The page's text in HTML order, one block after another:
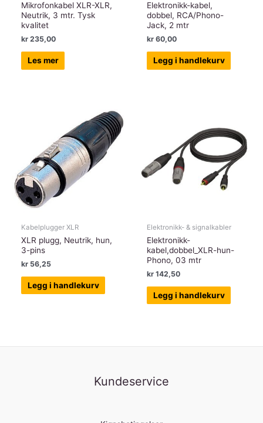
Mikrofonkabel XLR-XLR,
Neutrik, 3 mtr. Tysk
kvalitet
kr 235,00
Les mer
Elektronikk-kabel,
dobbel, RCA/Phono-
Jack, 2 mtr
kr 60,00
Legg i handlekurv
Kabelplugger XLR
XLR plugg, Neutrik, hun,
3-pins
kr 56,25
Legg i handlekurv
Elektronikk- & signalkabler
Elektronikk-
kabel,dobbel_XLR-hun-
Phono, 03 mtr
kr 142,50
Legg i handlekurv
Kundeservice